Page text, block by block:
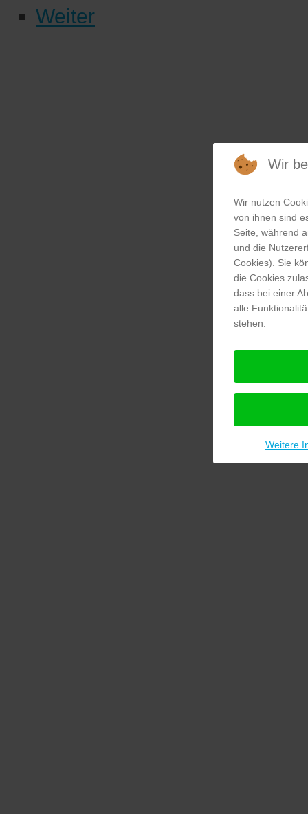
Weiter
Wir
Wir nutzen
von ihnen sind
Seite, während
und die
Cookies). Sie
die Cookies
dass bei einer
alle
stehen.
Weitere